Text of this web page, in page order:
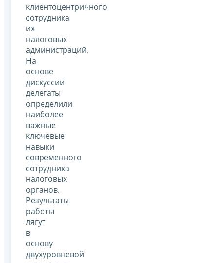
клиентоцентричного
сотрудника
их
налоговых
администраций.
На
основе
дискуссии
делегаты
определили
наиболее
важные
ключевые
навыки
современного
сотрудника
налоговых
органов.
Результаты
работы
лягут
в
основу
двухуровневой